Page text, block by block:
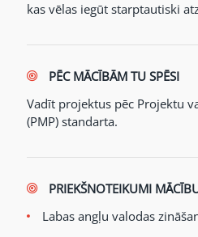
kas vēlas iegūt starptautiski
PĒC MĀCĪBĀM TU SPĒSI
Vadīt projektus pēc Projektu
(PMP) standarta.
PRIEKŠNOTEIKUMI
Labas angļu valodas